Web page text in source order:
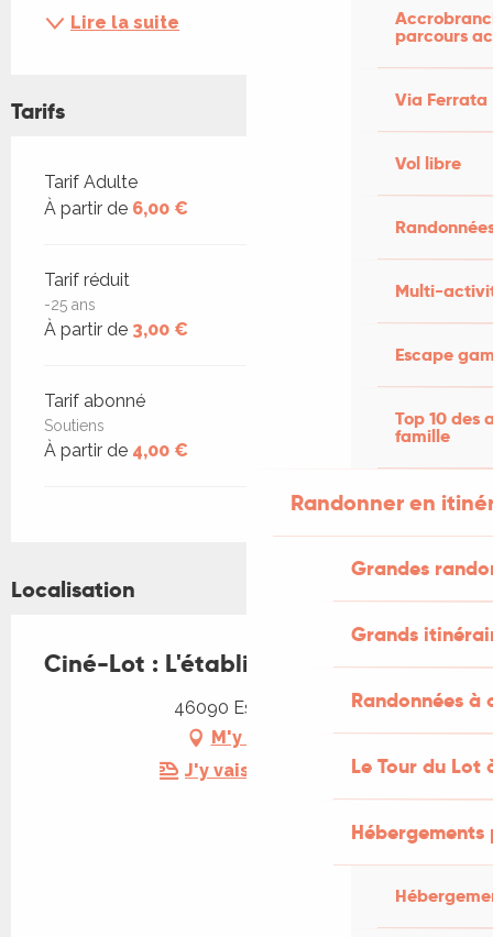
parcours
Via Ferrata
Vol libre
Multi-
Escape
Top 10 des
famille
Randonner en
Grandes
Grands
Randonnées
Le Tour du Lot
Lire la suite
Tarifs
Tarifs 2026
Tarif Adulte
À partir de 6,00 €
Tarif réduit
-25 ans
À partir de 3,00 €
Tarif abonné
Soutiens
À partir de 4,00 €
Localisation
Ciné-Lot : L'établi
46090 Esclauzels
M'y rendre
J'y vais en train !